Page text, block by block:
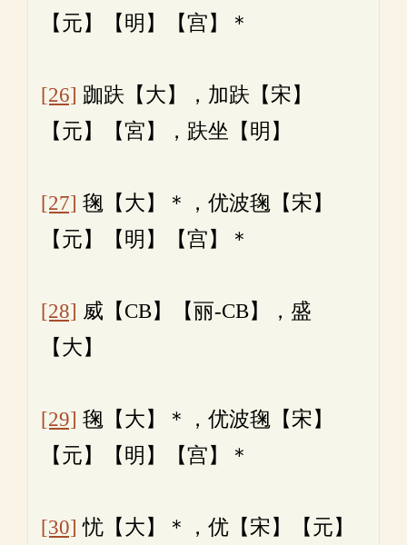
【元】【明】【宫】＊
[26] 跏趺【大】，加趺【宋】
【元】【宮】，趺坐【明】
[27] 毱【大】＊，优波毱【宋】
【元】【明】【宫】＊
[28] 威【CB】【丽-CB】，盛
【大】
[29] 毱【大】＊，优波毱【宋】
【元】【明】【宫】＊
[30] 忧【大】＊，优【宋】【元】